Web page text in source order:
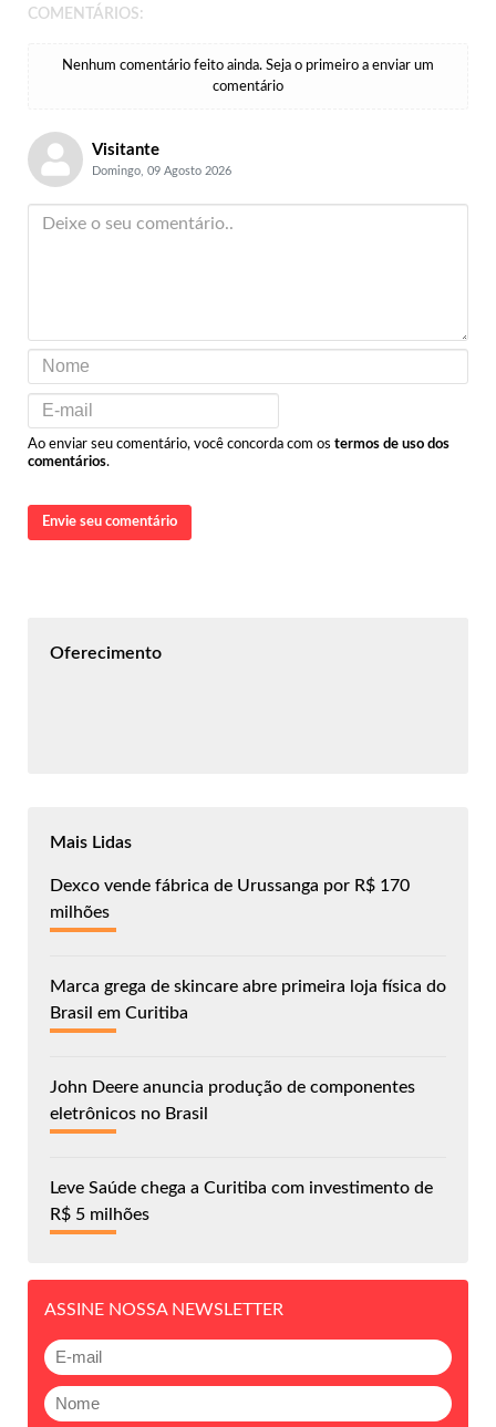
COMENTÁRIOS:
Nenhum comentário feito ainda. Seja o primeiro a enviar um
comentário
Visitante
Domingo, 09 Agosto 2026
Ao enviar seu comentário, você concorda com os termos de uso dos
comentários.
Envie seu comentário
Oferecimento
Mais Lidas
Dexco vende fábrica de Urussanga por R$ 170
milhões
Marca grega de skincare abre primeira loja física do
Brasil em Curitiba
John Deere anuncia produção de componentes
eletrônicos no Brasil
Leve Saúde chega a Curitiba com investimento de
R$ 5 milhões
ASSINE NOSSA NEWSLETTER